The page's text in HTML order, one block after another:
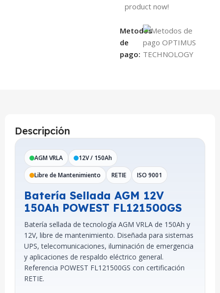
product now!
Metodos
de
pago:
Descripción
AGM VRLA 12V / 150Ah
Libre de Mantenimiento RETIE ISO 9001
Batería Sellada AGM 12V
150Ah POWEST FL121500GS
Batería sellada de tecnología AGM VRLA de 150Ah y
12V, libre de mantenimiento. Diseñada para sistemas
UPS, telecomunicaciones, iluminación de emergencia
y aplicaciones de respaldo eléctrico general.
Referencia POWEST FL121500GS con certificación
RETIE.